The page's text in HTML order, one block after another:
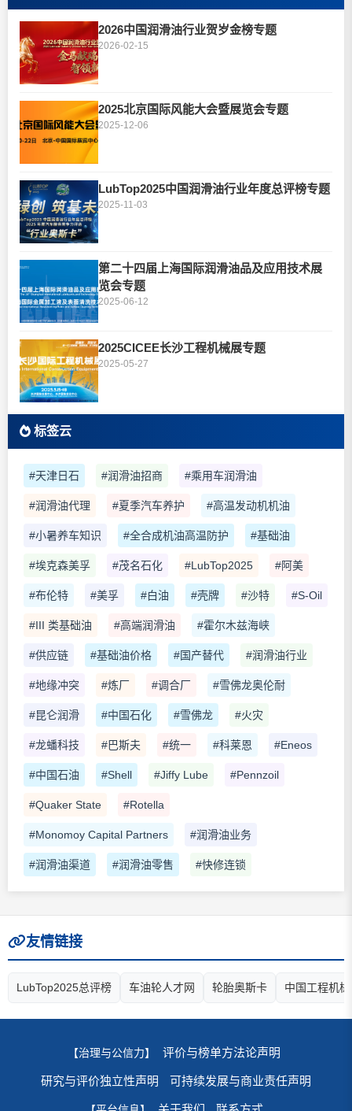
2026中国润滑油行业贺岁金榜专题
2026-02-15
2025北京国际风能大会暨展览会专题
2025-12-06
LubTop2025中国润滑油行业年度总评榜专题
2025-11-03
第二十四届上海国际润滑油品及应用技术展
览会专题
2025-06-12
2025CICEE长沙工程机械展专题
2025-05-27
标签云
#天津日石 #润滑油招商 #乘用车润滑油
#润滑油代理 #夏季汽车养护 #高温发动机机油
#小暑养车知识 #全合成机油高温防护 #基础油
#埃克森美孚 #茂名石化 #LubTop2025 #阿美
#布伦特 #美孚 #白油 #壳牌 #沙特 #S-Oil
#III 类基础油 #高端润滑油 #霍尔木兹海峡
#供应链 #基础油价格 #国产替代 #润滑油行业
#地缘冲突 #炼厂 #调合厂 #雪佛龙奥伦耐
#昆仑润滑 #中国石化 #雪佛龙 #火灾
#龙蟠科技 #巴斯夫 #统一 #科莱恩 #Eneos
#中国石油 #Shell #Jiffy Lube #Pennzoil
#Quaker State #Rotella
#Monomoy Capital Partners #润滑油业务
#润滑油渠道 #润滑油零售 #快修连锁
友情链接
LubTop2025总评榜 车油轮人才网 轮胎奥斯卡 中国工程机
【治理与公信力】 评价与榜单方法论声明
研究与评价独立性声明 可持续发展与商业责任声明